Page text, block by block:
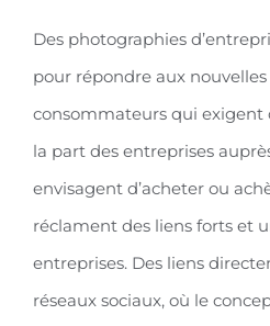
Des photographies
pour répondre aux
consommateurs qui exigent
la part des entreprises
envisagent d’acheter ou
réclament des liens forts et
entreprises. Des liens
réseaux sociaux, où le